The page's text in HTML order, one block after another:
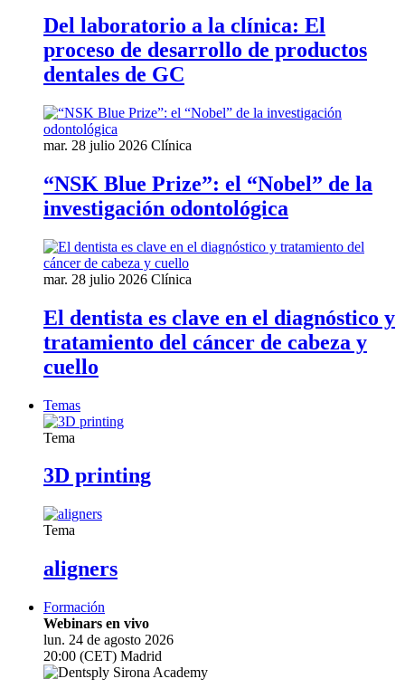
Del laboratorio a la clínica: El
proceso de desarrollo de productos
dentales de GC
mar. 28 julio 2026 Clínica
“NSK Blue Prize”: el “Nobel” de la
investigación odontológica
mar. 28 julio 2026 Clínica
El dentista es clave en el diagnóstico y
tratamiento del cáncer de cabeza y
cuello
Temas
Tema
3D printing
Tema
aligners
Formación
Webinars en vivo
lun. 24 de agosto 2026
20:00 (CET) Madrid